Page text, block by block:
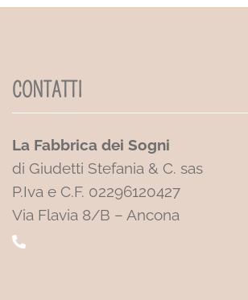
CONTATTI
La Fabbrica dei Sogni
di Giudetti Stefania & C. sas
P.Iva e C.F. 02296120427
Via Flavia 8/B – Ancona